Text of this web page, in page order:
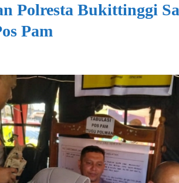
Polresta Bukittinggi
Pam